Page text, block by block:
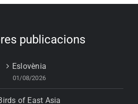
publicacions
Eslovènia
01/08/2026
of East Asia